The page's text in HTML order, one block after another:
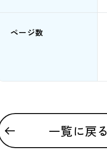
ページ数
一覧に戻る